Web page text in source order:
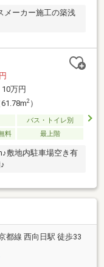
ーカー施工の築浅
10万円
2）
バス・トイレ別
料 最上階
敷地内駐車場空き有
都線 西向日駅 徒歩33